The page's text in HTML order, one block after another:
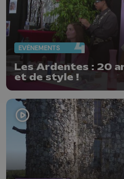
EVÈNEMENTS
Les Ardentes : 20
et de style !